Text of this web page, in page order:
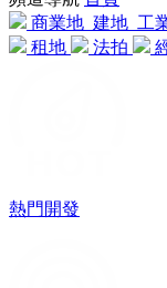
商業地 建地 工
租地
法拍
熱門開發